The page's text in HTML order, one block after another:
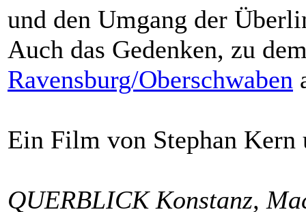
und den Umgang der
Auch das Gedenken, zu
Ravensburg/Oberschwaben
Ein Film von Stephan Kern
QUERBLICK Konstanz,